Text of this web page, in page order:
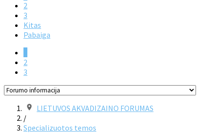
2
3
Kitas
Pabaiga
2
3
LIETUVOS AKVADIZAINO FORUMAS
/
Specializuotos temos